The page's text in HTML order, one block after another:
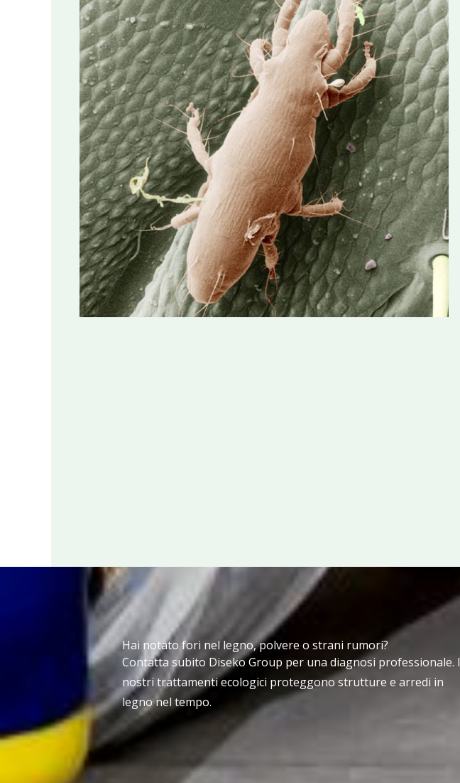
Hai notato fori nel legno, polvere o strani rumori?
Contatta subito Diseko Group per una diagnosi professionale. I
nostri trattamenti ecologici proteggono strutture e arredi in
legno nel tempo.